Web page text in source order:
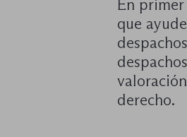
En
que
derecho.